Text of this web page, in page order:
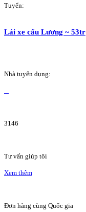
Tuyển:
Lái xe cẩu Lương ~ 53tr
Nhà tuyển dụng:
3146
Tư vấn giúp tôi
Xem thêm
Đơn hàng cùng Quốc gia